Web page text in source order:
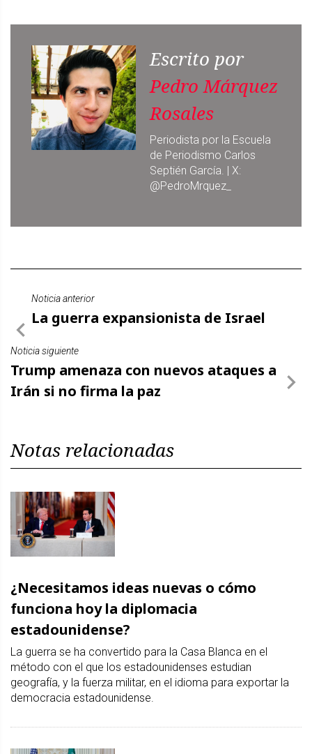
Escrito por
Pedro Márquez
Rosales
Periodista por la Escuela
de Periodismo Carlos
Septién García. | X:
@PedroMrquez_
Noticia anterior
La guerra expansionista de Israel
Noticia siguiente
Trump amenaza con nuevos ataques a
Irán si no firma la paz
Notas relacionadas
¿Necesitamos ideas nuevas o cómo
funciona hoy la diplomacia
estadounidense?
La guerra se ha convertido para la Casa Blanca en el
método con el que los estadounidenses estudian
geografía, y la fuerza militar, en el idioma para exportar la
democracia estadounidense.